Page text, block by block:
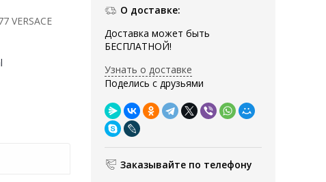
О доставке:
Доставка может быть
БЕСПЛАТНОЙ!
Узнать о доставке
Поделись с друзьями
Заказывайте по телефону
VERSACE